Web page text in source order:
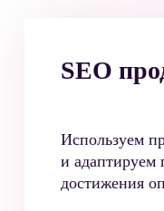
SEO
Используем
и адаптируем
достижения